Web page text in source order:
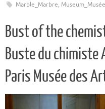
Marble_Marbre, Museum_Musée
Bust of the
Buste du chimiste
Paris Musée des